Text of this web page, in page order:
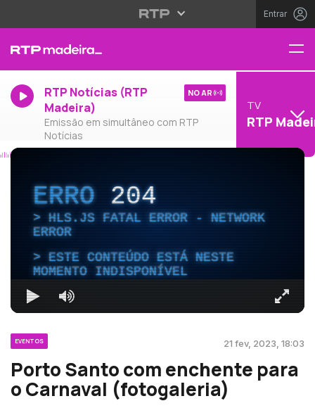
Entrar
RTP Notícias (RTP
Madeira)
Emissão em simultâneo com RTP
Notícias
NO AR
TV
RTP
ERRO204
HLS.JS FATAL ERROR - NETWORK
ERROR
ESTE CONTEÚDO ESTÁ NESTE
MOMENTO INDISPONÍVEL
EVENTOS 21 fev, 2023, 18:03
Porto Santo com enchente para
o Carnaval (fotogaleria)